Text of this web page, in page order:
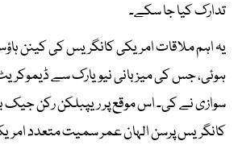
تدارک کیا جا سکے۔
یہ اہم ملاقات امریکی کانگریس کی کینن
ہوئی، جس کی میزبانی نیویارک سے
سوازی نے کی۔ اس موقع پر ریپبلکن رکن جیک
کانگریس پرسن الہان عمر سمیت متعدد